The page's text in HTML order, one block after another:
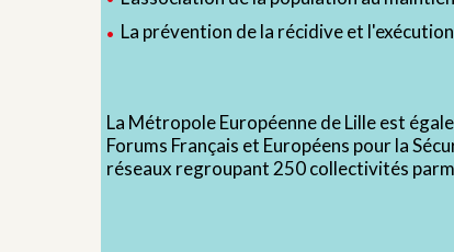
La prévention de la récidive et
La Métropole Européenne de Lille est
Forums Français et Européens pour la
réseaux regroupant 250 collectivités